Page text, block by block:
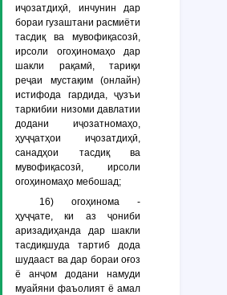
иҷозатдиҳӣ, инчунин дар
бораи гузаштани расмиёти
тасдиқ ва мувофиқасозӣ,
ирсоли огоҳиномаҳо дар
шакли рақамӣ, тариқи
реҷаи мустақим (онлайн)
истифода гардида, ҷузъи
таркибии низоми давлатии
додани иҷозатномаҳо,
ҳуҷҷатҳои иҷозатдиҳӣ,
санадҳои тасдиқ ва
мувофиқасозӣ, ирсоли
огоҳиномаҳо мебошад;
16) огоҳинома -
ҳуҷҷате, ки аз ҷониби
аризадиҳанда дар шакли
тасдиқшуда тартиб дода
шудааст ва дар бораи оғоз
ё анҷом додани намуди
муайяни фаъолият ё амал